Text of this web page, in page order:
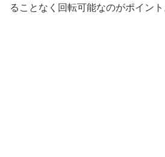
ることなく回転可能なのがポイント